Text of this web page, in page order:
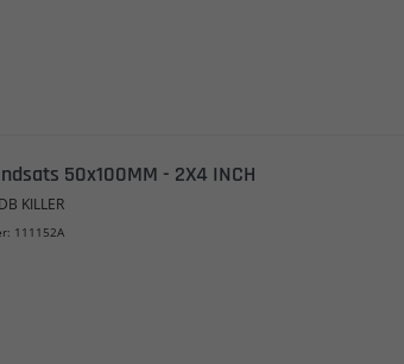
50x100MM - 2X4 INCH
KILLER
111152A